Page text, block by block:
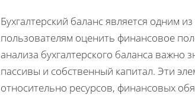
Бухгалтерский баланс является одним
пользователям оценить финансовое
анализа бухгалтерского баланса важно
пассивы и собственный капитал. Эти
относительно ресурсов, финансовых